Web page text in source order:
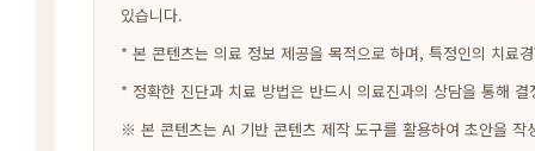
있습니다.
* 본 콘텐츠는 의료 정보 제공을 목적으로 하며, 특정인의 치료
* 정확한 진단과 치료 방법은 반드시 의료진과의 상담을 통해 결
※ 본 콘텐츠는 AI 기반 콘텐츠 제작 도구를 활용하여 초안을 작